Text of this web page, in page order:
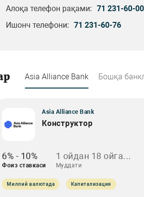
Алоқа телефон рақами: 71 231-60-00
Ишонч телефони: 71 231-60-76
Asia Alliance Bank Бошқа
Asia Alliance Bank
Конструктор
6% - 10%
Фоиз ставкаси
1 ойдан 18 ойга...
Муддати
Миллий валютада Капитализация